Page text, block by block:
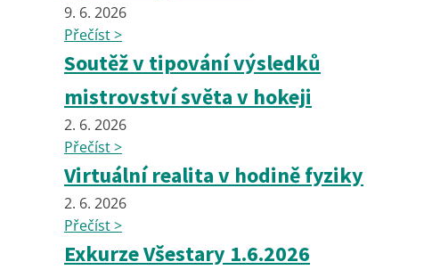
9. 6. 2026
Přečíst >
Soutěž v tipování výsledků
mistrovství světa v hokeji
2. 6. 2026
Přečíst >
Virtuální realita v hodině fyziky
2. 6. 2026
Přečíst >
Exkurze Všestary 1.6.2026